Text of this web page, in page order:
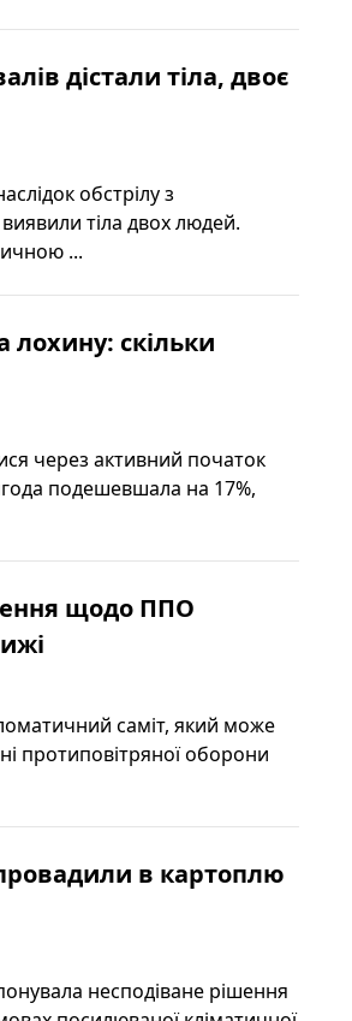
дістали тіла, двоє
обстрілу з
тіла двох людей.
...
лохину: скільки
через активний початок
подешевшала на 17%,
щодо ППО
саміт, який може
протиповітряної оборони
в картоплю
несподіване рішення